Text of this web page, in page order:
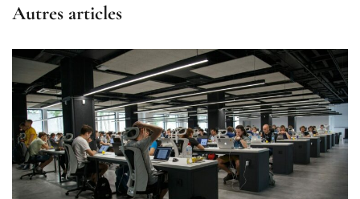
Autres articles